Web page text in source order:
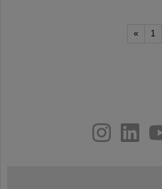
« 1
youtubehelmholtz.socialfacebook